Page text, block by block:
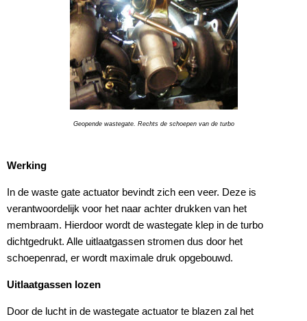
Geopende wastegate. Rechts de schoepen van de turbo
Werking
In de waste gate actuator bevindt zich een veer. Deze is
verantwoordelijk voor het naar achter drukken van het
membraam. Hierdoor wordt de wastegate klep in de turbo
dichtgedrukt. Alle uitlaatgassen stromen dus door het
schoepenrad, er wordt maximale druk opgebouwd.
Uitlaatgassen lozen
Door de lucht in de wastegate actuator te blazen zal het